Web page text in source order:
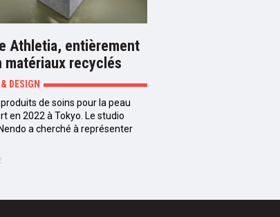
Athletia, entièrement
matériaux recyclés
DESIGN
de soins pour la peau
en 2022 à Tokyo. Le studio
a cherché à représenter